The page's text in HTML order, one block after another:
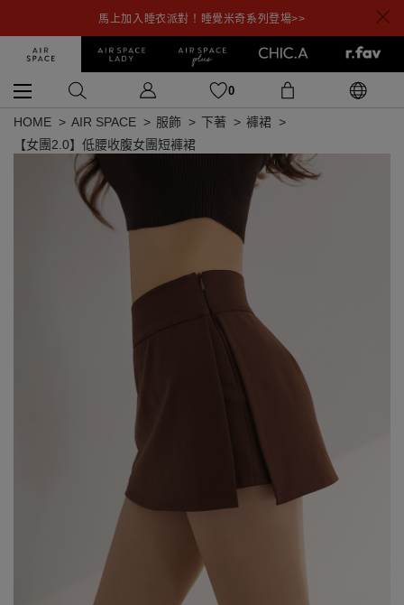
馬上加入睡衣派對！睡覺米奇系列登場>>
0
HOME AIR SPACE 服飾 下著
褲裙
【女團2.0】低腰收腹女團短褲裙